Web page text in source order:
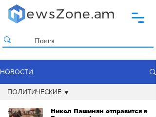
НОВОСТИ
Новости
ПОЛИТИЧЕСКИЕ
Никол Пашинян отправится в